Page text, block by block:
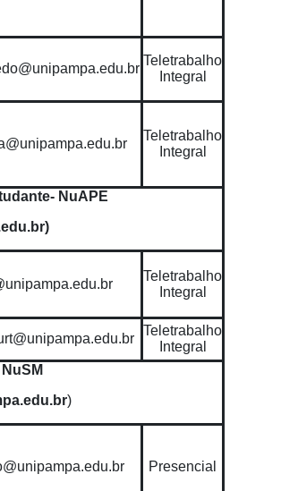
Teletrabalho
Integral
Teletrabalho
Integral
NuAPE
Teletrabalho
Integral
Teletrabalho
Integral
)
Presencial